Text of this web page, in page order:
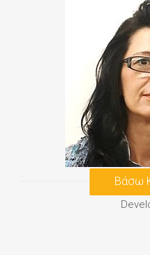
Βάσω